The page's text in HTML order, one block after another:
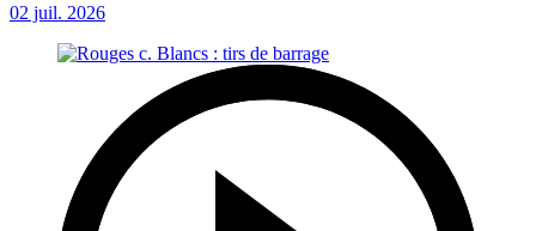
02 juil. 2026